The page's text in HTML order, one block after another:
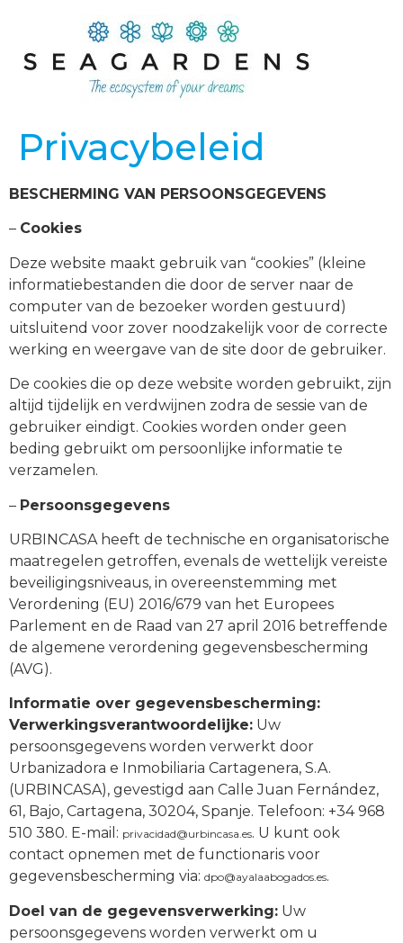
Privacybeleid
BESCHERMING VAN PERSOONSGEGEVENS
– Cookies
Deze website maakt gebruik van “cookies” (kleine
informatiebestanden die door de server naar de
computer van de bezoeker worden gestuurd)
uitsluitend voor zover noodzakelijk voor de correcte
werking en weergave van de site door de gebruiker.
De cookies die op deze website worden gebruikt, zijn
altijd tijdelijk en verdwijnen zodra de sessie van de
gebruiker eindigt. Cookies worden onder geen
beding gebruikt om persoonlijke informatie te
verzamelen.
– Persoonsgegevens
URBINCASA heeft de technische en organisatorische
maatregelen getroffen, evenals de wettelijk vereiste
beveiligingsniveaus, in overeenstemming met
Verordening (EU) 2016/679 van het Europees
Parlement en de Raad van 27 april 2016 betreffende
de algemene verordening gegevensbescherming
(AVG).
Informatie over gegevensbescherming:
Verwerkingsverantwoordelijke: Uw
persoonsgegevens worden verwerkt door
Urbanizadora e Inmobiliaria Cartagenera, S.A.
(URBINCASA), gevestigd aan Calle Juan Fernández,
61, Bajo, Cartagena, 30204, Spanje. Telefoon: +34 968
510 380. E-mail: privacidad@urbincasa.es. U kunt ook
contact opnemen met de functionaris voor
gegevensbescherming via: dpo@ayalaabogados.es.
Doel van de gegevensverwerking: Uw
persoonsgegevens worden verwerkt om u